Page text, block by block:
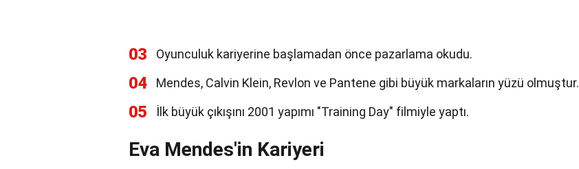
03 Oyunculuk kariyerine başlamadan önce pazarlama okudu.
04 Mendes, Calvin Klein, Revlon ve Pantene gibi büyük markaların yüzü olmuştur.
05 İlk büyük çıkışını 2001 yapımı "Training Day" filmiyle yaptı.
Eva Mendes'in Kariyeri